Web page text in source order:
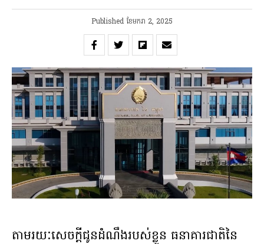
Published ខែ​មករា 2, 2025
តាមរយៈសេចក្តីជូនដំណឹងរបស់ខ្លួន ធនាគារជាតិនៃ